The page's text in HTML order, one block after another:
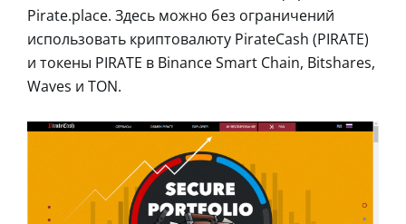
Pirate.place. Здесь можно без ограничений
использовать криптовалюту PirateCash (PIRATE)
и токены PIRATE в Binance Smart Chain, Bitshares,
Waves и TON.